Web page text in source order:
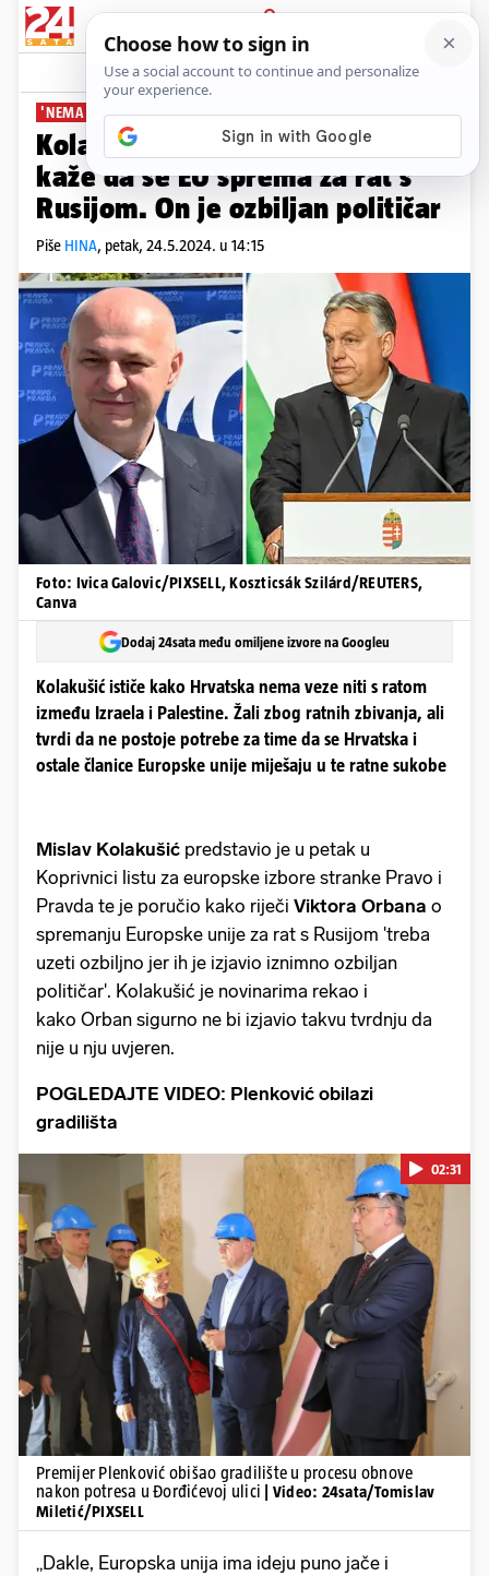
PRIJAVA
News Komentari
'NEMA POTREBE ZA MIJEŠANJEM'
Kolakušić: Vjerujem Orbanu kad
kaže da se EU sprema za rat s
Rusijom. On je ozbiljan političar
Piše HINA, petak, 24.5.2024. u 14:15
Foto: Ivica Galovic/PIXSELL, Koszticsák Szilárd/REUTERS,
Canva
Dodaj 24sata među omiljene izvore na Googleu
Kolakušić ističe kako Hrvatska nema veze niti s ratom
između Izraela i Palestine. Žali zbog ratnih zbivanja, ali
tvrdi da ne postoje potrebe za time da se Hrvatska i
ostale članice Europske unije miješaju u te ratne sukobe
Mislav Kolakušić predstavio je u petak u
Koprivnici listu za europske izbore stranke Pravo i
Pravda te je poručio kako riječi Viktora Orbana o
spremanju Europske unije za rat s Rusijom 'treba
uzeti ozbiljno jer ih je izjavio iznimno ozbiljan
političar'. Kolakušić je novinarima rekao i
kako Orban sigurno ne bi izjavio takvu tvrdnju da
nije u nju uvjeren.
POGLEDAJTE VIDEO: Plenković obilazi
gradilišta
Pokretanje videa...
02:31
Premijer Plenković obišao gradilište u procesu obnove
nakon potresa u Đorđićevoj ulici
| Video: 24sata/Tomislav
Miletić/PIXSELL
„Dakle, Europska unija ima ideju puno jače i